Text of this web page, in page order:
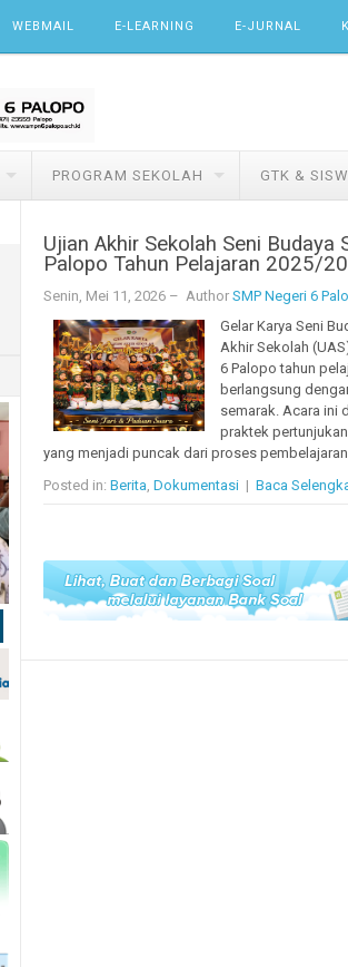
WEBMAIL E-LEARNING E-JURNAL
PROGRAM SEKOLAH GTK &
Ujian Akhir Sekolah Seni Budaya
Palopo Tahun Pelajaran 2025/
Senin, Mei 11, 2026– Author SMP Negeri 6
Gelar Karya Seni
Akhir Sekolah
6 Palopo tahun
berlangsung
semarak. Acara ini
praktek
yang menjadi puncak dari proses pembelajaran
Posted in: Berita, Dokumentasi| Baca